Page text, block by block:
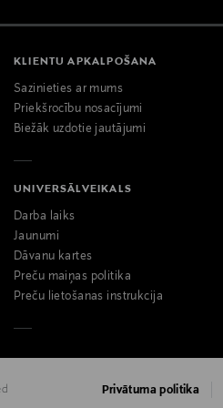
KLIENTU APKALPOŠANA
Sazinieties ar mums
Priekšrocību nosacījumi
Biežāk uzdotie jautājumi
UNIVERSĀLVEIKALS
Darba laiks
Jaunumi
Dāvanu kartes
Preču maiņas politika
Preču lietošanas instrukcija
Privātuma politika